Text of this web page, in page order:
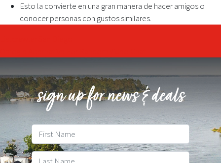
Esto la convierte en una gran manera de hacer amigos o
conocer personas con gustos similares.
navigation
sign up for news & deals